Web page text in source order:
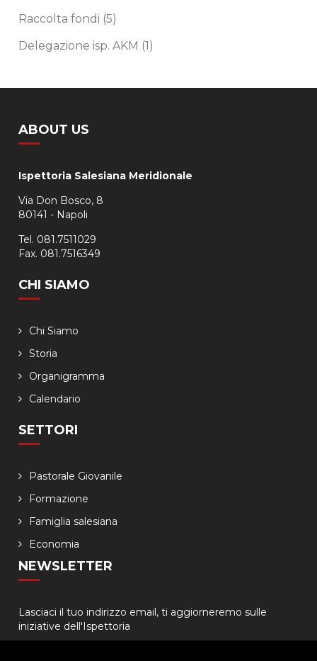
Raccolta fondi (5)
Delegazione isp. AKM (1)
ABOUT US
Ispettoria Salesiana Meridionale
Via Don Bosco, 8
80141 - Napoli
Tel. 081.7511029
Fax. 081.7516349
CHI SIAMO
Chi Siamo
Storia
Organigramma
Calendario
SETTORI
Pastorale Giovanile
Formazione
Famiglia salesiana
Economia
NEWSLETTER
Lasciaci il tuo indirizzo email, ti aggiorneremo sulle
iniziative dell'Ispettoria